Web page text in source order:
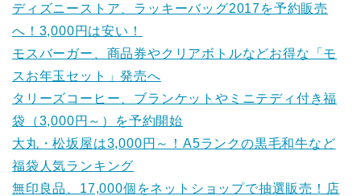
ディズニーストア、ラッキーバッグ2017を予約販売
へ！3,000円は安い！
モスバーガー、商品券やクリアボトルなどお得な「モ
スお年玉セット」発売へ
タリーズコーヒー、ブランケットやミニテディ付き福
袋（3,000円～）を予約開始
大丸・松坂屋は3,000円～！A5ランクの黒毛和牛など
福袋人気ランキング
無印良品、17,000個をネットショップで抽選販売！店